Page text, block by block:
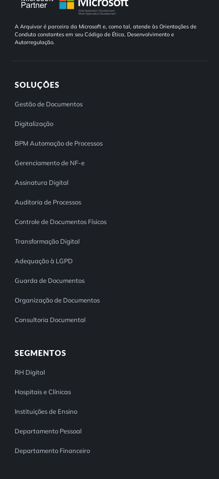
A Arquivar é parceira da Microsoft e, como tal, atende às Orientações de
Conduta constantes em seu Código de Ética, Desenvolvimento e
Autorregulação.
SOLUÇÕES
Gestão de Documentos
Digitalização
BPM Automação de Processos
Gerenciamento de NF-e
Assinatura Digital
Auditoria de Processos
Controle de Documentos Físicos
Transformação Digital
Adequação à LGPD
Guarda de Documentos
Organização de Documentos
Consultoria Documental
SEGMENTOS
RH Digital
Hospitais e Clínicas
Instituições de Ensino
Departamento Pessoal
Departamento Financeiro